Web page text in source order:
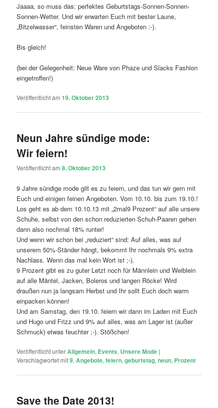
Jaaaa, so muss das: perfektes Geburtstags-Sonnen-Sonnen-
Sonnen-Wetter. Und wir erwarten Euch mit bester Laune,
„Bitzelwasser“, feinsten Waren und Angeboten :-).
Bis gleich!
(bei der Gelegenheit: Neue Ware von Phaze und Slacks Fashion
eingetroffen!)
Veröffentlicht am19. Oktober 2013
Neun Jahre sündige mode:
Wir feiern!
Veröffentlicht am8. Oktober 2013
9 Jahre sündige mode gilt es zu feiern, und das tun wir gern mit
Euch und einigen feinen Angeboten. Vom 10.10. bis zum 19.10.!
Los geht es ab dem 10.10.13 mit „2mal9 Prozent“ auf alle unsere
Schuhe, selbst von den schon reduzierten Schuh-Paaren gehen
dann also nochmal 18% runter!
Und wenn wir schon bei „reduziert“ sind: Auf alles, was auf
unserem 50%-Ständer hängt, bekommt Ihr nochmals 9% extra
Nachlass. Wenn das mal kein Wort ist ;-).
9 Prozent gibt es zu guter Letzt noch für Männlein und Weiblein
auf alle Mäntel, Jacken, Boleros und langen Röcke! Wird
draußen nun ja langsam Herbst und Ihr sollt Euch doch warm
einpacken können!
Und am Samstag, den 19.10. feiern wir dann im Laden mit Euch
und Hugo und Frizz und 9% auf alles, was am Lager ist (außer
Schmuck) etwas feuchter ;-). Stößchen!
Veröffentlicht unterAllgemein, Events, Unsere Mode |
Verschlagwortet mit9,Angebote,feiern,geburtstag,neun, Prozent
Save the Date 2013!